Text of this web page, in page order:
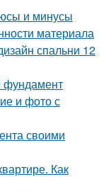
и минусы
материала
спальни 12
фундамент
и фото с
своими
Как